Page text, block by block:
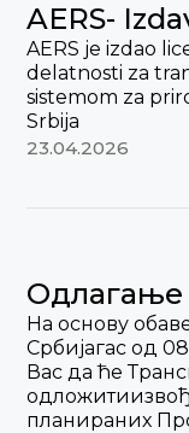
AERS-
AERS je izdao
delatnosti za
sistemom za
Srbija
23.04.2026
Одлагање
На основу
Србијагас од
Вас да ће
планираних